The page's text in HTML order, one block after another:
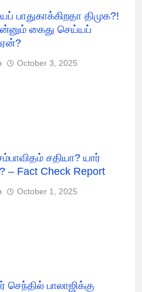
பாதுகாக்கிறதா திமுக?!
கைது செய்யப்
ஏன்?
October 3, 2025
சதியா? யார்
– Fact Check Report
October 1, 2025
பாலாஜிக்கு